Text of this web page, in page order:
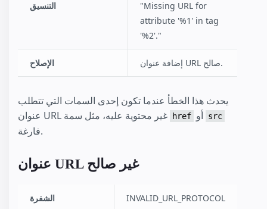
التنسيق
"Missing URL for
attribute '%1' in tag
'%2'."
الإصلاح إضافة عنوان URL صالح.
يحدث هذا الخطأ عندما تكون إحدى السمات التي تتطلب
href src
فارغة.
عنوان URL غير صالح
الشفرة INVALID_URL_PROTOCOL